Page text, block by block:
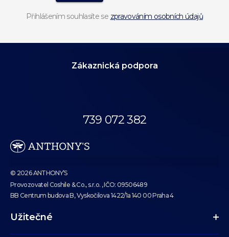
Přihlášením souhlasíte se zpravováním osobních údajů
Zákaznická podpora
739 072 382
© 2026 ANTHONY’S
Provozovatel Coshile & Co., s.r.o. , IČO: 09506489
BB Centrum budova B, Vyskočilova 1422/1a 140 00 Praha 4
Užitečné